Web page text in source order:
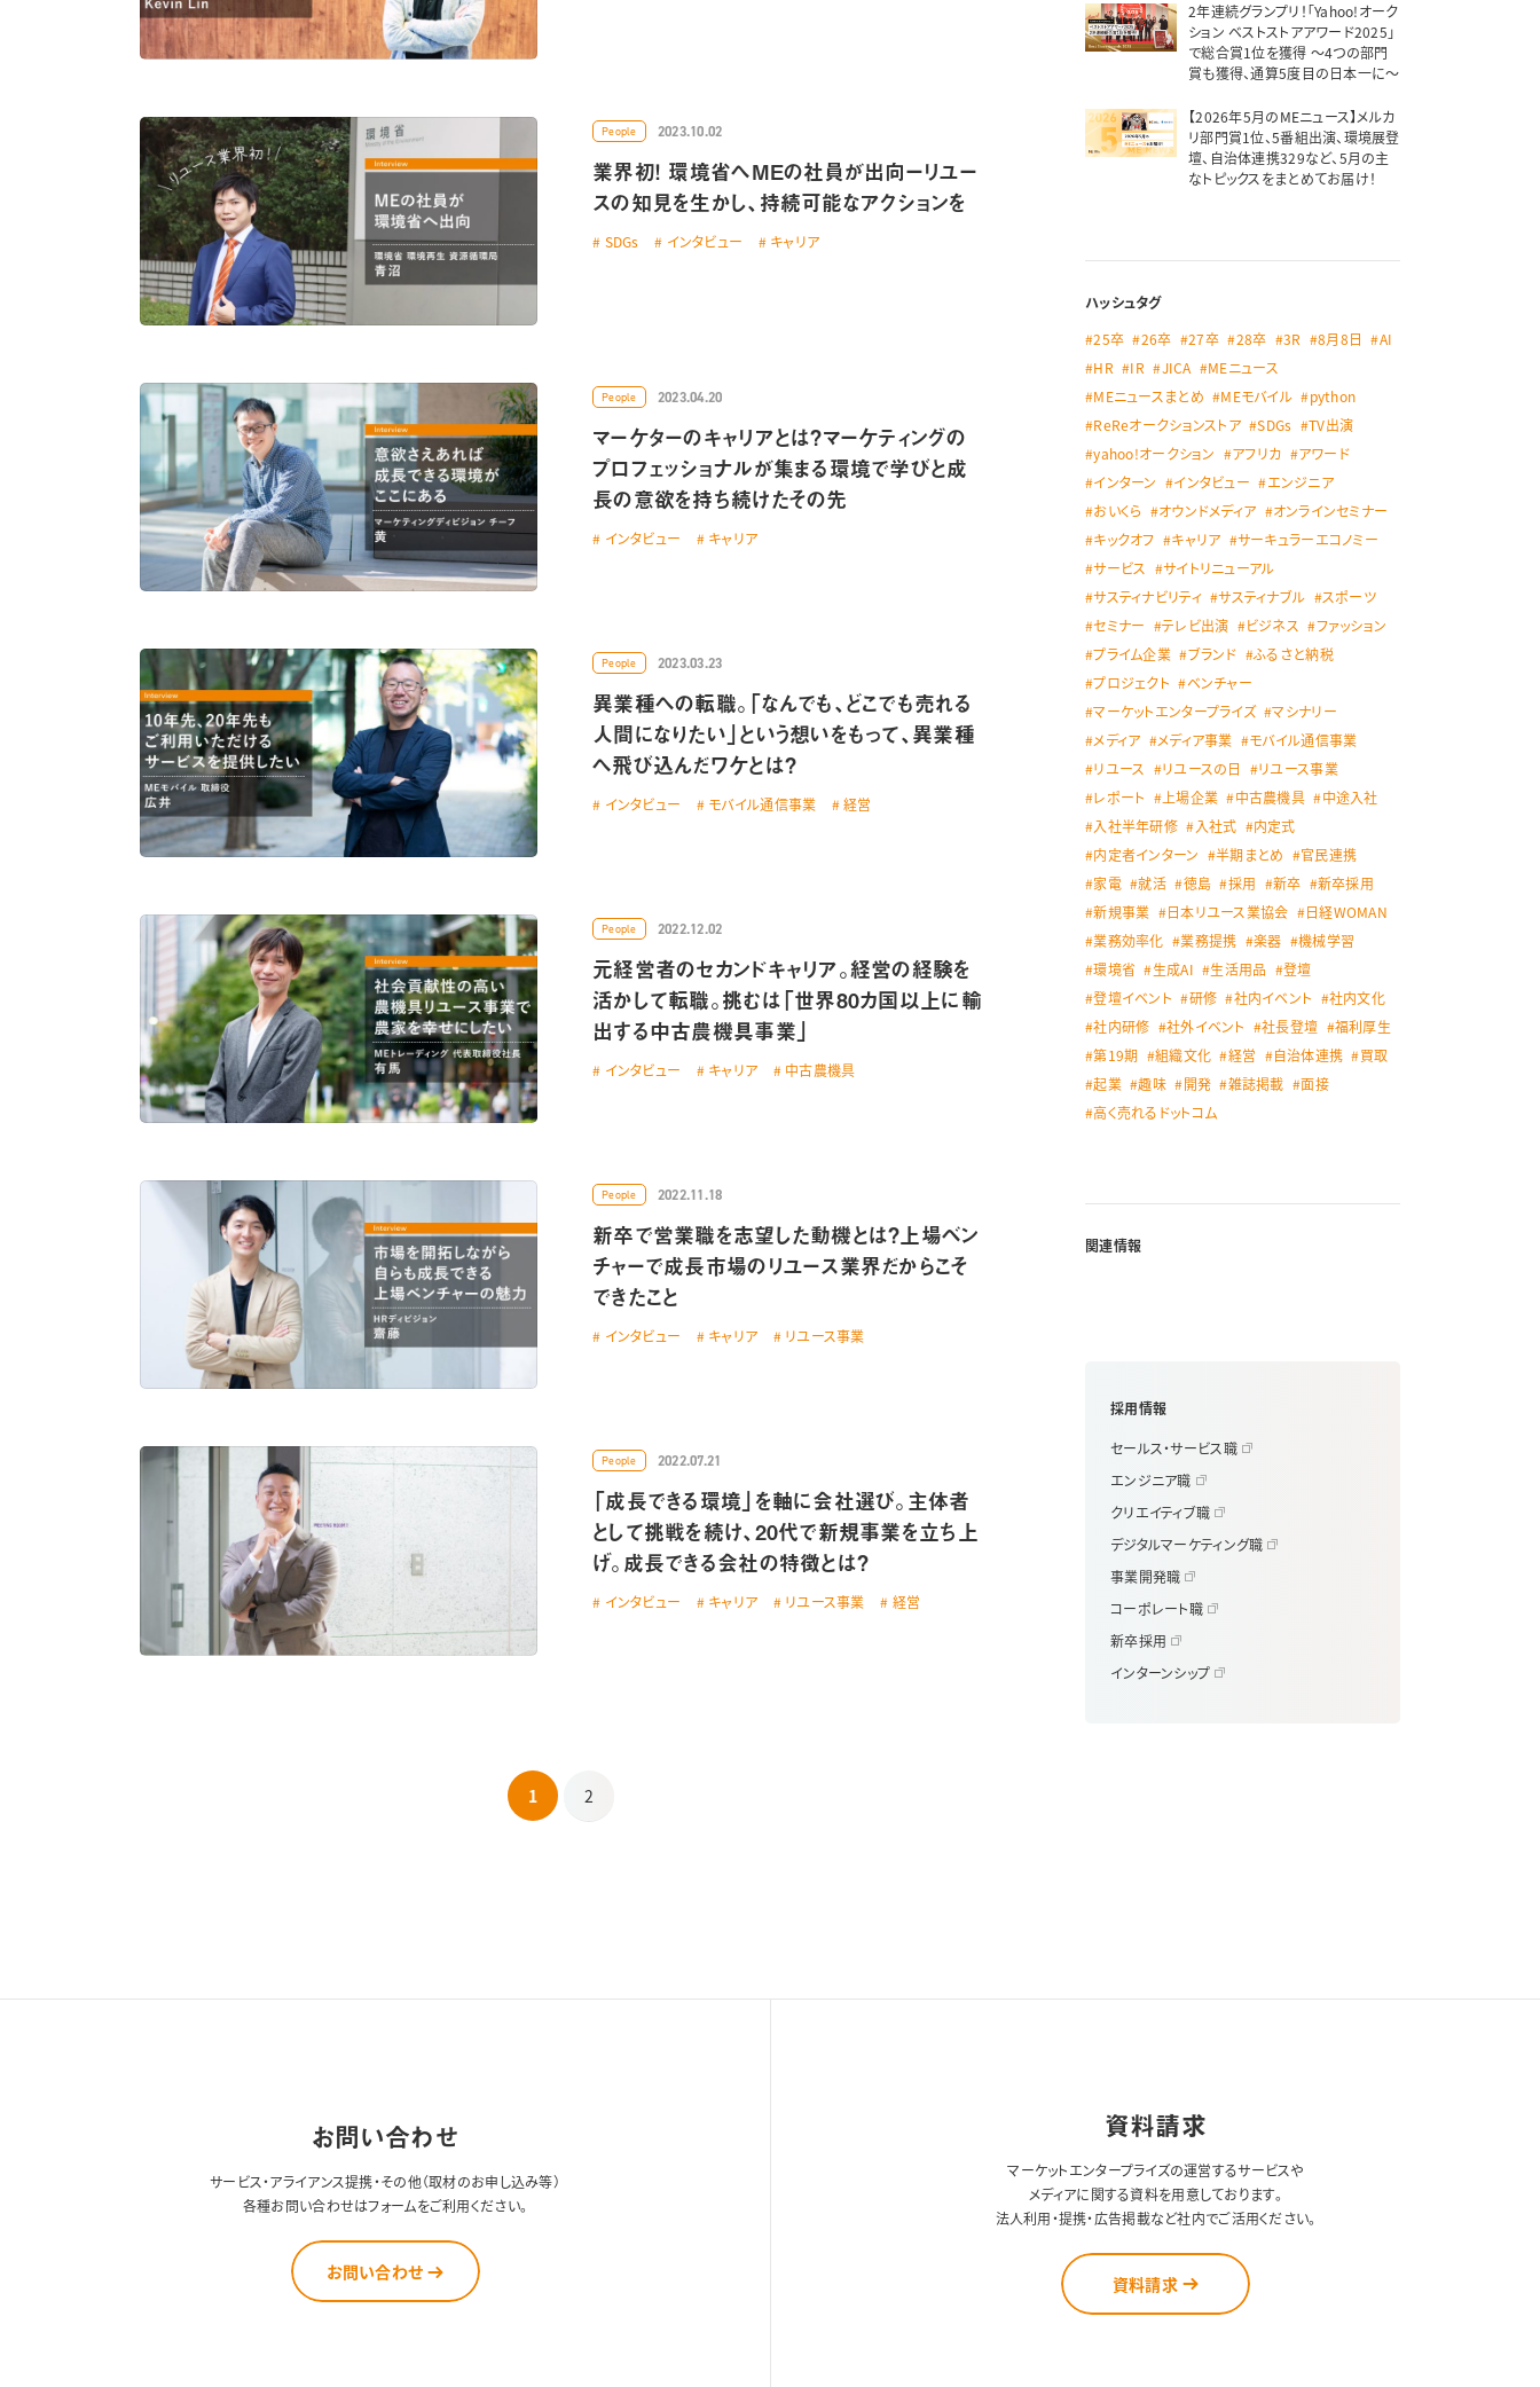
People 2023.10.02
業界初！ 環境省へMEの社員が出向ーリユー
スの知見を生かし、持続可能なアクションを
SDGs インタビュー キャリア
People 2023.04.20
マーケターのキャリアとは？マーケティングの
プロフェッショナルが集まる環境で学びと成
長の意欲を持ち続けたその先
インタビュー キャリア
People 2023.03.23
異業種への転職。「なんでも、どこでも売れる
人間になりたい」という想いをもって、異業種
へ飛び込んだワケとは？
インタビュー モバイル通信事業 経営
People 2022.12.02
元経営者のセカンドキャリア。経営の経験を
活かして転職。挑むは「世界80カ国以上に輸
出する中古農機具事業」
インタビュー キャリア 中古農機具
People 2022.11.18
新卒で営業職を志望した動機とは？上場ベン
チャーで成長市場のリユース業界だからこそ
できたこと
インタビュー キャリア リユース事業
People 2022.07.21
「成長できる環境」を軸に会社選び。主体者
として挑戦を続け、20代で新規事業を立ち上
げ。成長できる会社の特徴とは？
インタビュー キャリア リユース事業 経営
1 2
2年連続グランプリ！「Yahoo!オーク
ション ベストストアアワード2025」
で総合賞1位を獲得 ～4つの部門
賞も獲得、通算5度目の日本一に～
【2026年5月のMEニュース】メルカ
リ部門賞1位、5番組出演、環境展登
壇、自治体連携329など、5月の主
なトピックスをまとめてお届け！
ハッシュタグ
25卒
26卒 27卒 28卒 3R 8月8日
AI
HR
IR JICA
MEニュース
MEニュースまとめ
MEモバイル
python
ReReオークションストア
SDGs
TV出演
yahoo!オークション
アフリカ
アワード
インターン
インタビュー
エンジニア
おいくら
オウンドメディア
オンラインセミナー
キックオフ
キャリア
サーキュラーエコノミー
サービス
サイトリニューアル
サスティナビリティ
サスティナブル
スポーツ
セミナー
テレビ出演 ビジネス
ファッション
プライム企業
ブランド
ふるさと納税
プロジェクト
ベンチャー
マーケットエンタープライズ
マシナリー
メディア
メディア事業
モバイル通信事業
リユース
リユースの日
リユース事業
レポート
上場企業 中古農機具
中途入社
入社半年研修
入社式
内定式
内定者インターン
半期まとめ
官民連携
家電
就活 徳島 採用 新卒
新卒採用
新規事業
日本リユース業協会
日経WOMAN
業務効率化
業務提携 楽器
機械学習
環境省
生成AI 生活用品
登壇
登壇イベント
研修 社内イベント
社内文化
社内研修
社外イベント 社長登壇
福利厚生
第19期
組織文化 経営 自治体連携
買取
起業
趣味 開発 雑誌掲載
面接
高く売れるドットコム
関連情報
採用情報
セールス・サービス職
エンジニア職
クリエイティブ職
デジタルマーケティング職
事業開発職
コーポレート職
新卒採用
インターンシップ
お問い合わせ
サービス・アライアンス提携・その他（取材のお申し込み等）
各種お問い合わせはフォームをご利用ください。
お問い合わせ
資料請求
マーケットエンタープライズの運営するサービスや
メディアに関する資料を用意しております。
法人利用・提携・広告掲載など社内でご活用ください。
資料請求